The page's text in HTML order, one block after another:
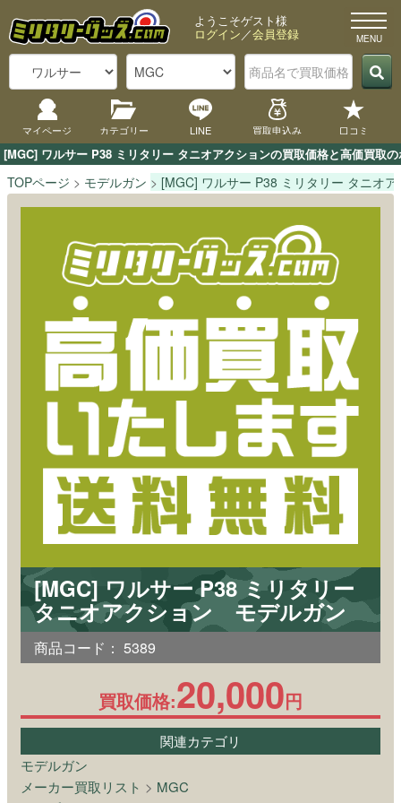
[MGC] ワルサー P38 ミリタリー タニオアクションの買取価格と高価買取
ようこそゲスト様
ログイン／会員登録
マイページ カテゴリー LINE 買取申込み 口コミ
TOPページ モデルガン [MGC] ワルサー P38 ミリタリー タニオ
[MGC] ワルサー P38 ミリタリー
タニオアクション モデルガン
商品コード： 5389
買取価格:20,000円
関連カテゴリ
モデルガン
メーカー買取リスト > MGC